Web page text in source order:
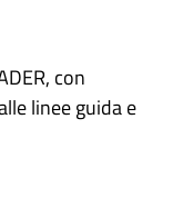
con
linee guida e